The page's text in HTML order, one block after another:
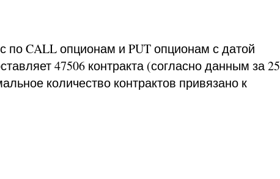
по CALL опционам и PUT опционам с датой
47506 контракта (согласно данным за 25
количество контрактов привязано к